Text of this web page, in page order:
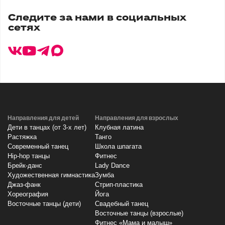
Время работы:
Пн-Вс 10:00 - 22:00,
Следите за нами в социальных
сетях
Направления для детей
Дети в танцах (от 3-х лет)
Растяжка
Современный танец
Hip-hop танцы
Брейк-данс
Художественная гимнастика
Джаз-фанк
Хореография
Восточные танцы (дети)
Направления для взрослых
Клубная латина
Танго
Школа шпагата
Фитнес
Lady Dance
Зумба
Стрип-пластика
Йога
Свадебный танец
Восточные танцы (взрослые)
Фитнес «Мама и малыш»